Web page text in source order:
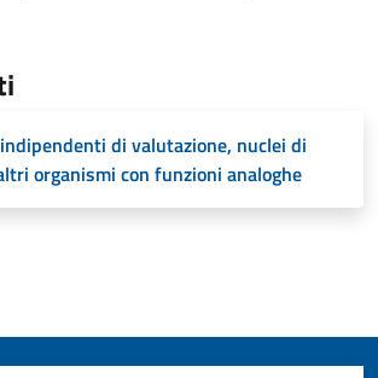
di valutazione, nuclei di
organismi con funzioni analoghe